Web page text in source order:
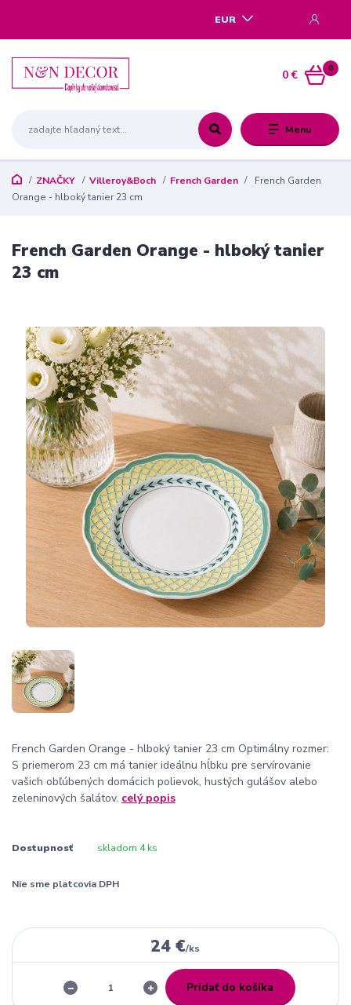
Menu
EUR
0
0 €
ZNAČKY Villeroy&Boch French Garden
French Garden
Orange - hlboký tanier 23 cm
French Garden Orange - hlboký tanier
23 cm
French Garden Orange - hlboký tanier 23 cm Optimálny rozmer:
S priemerom 23 cm má tanier ideálnu hĺbku pre servírovanie
vašich obľúbených domácich polievok, hustých gulášov alebo
zeleninových šalátov. celý popis
Dostupnosť skladom 4 ks
Nie sme platcovia DPH
24 €/ks
Pridať do košíka